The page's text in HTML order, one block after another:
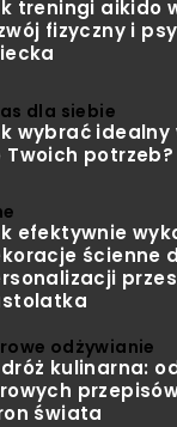
treningi aikido
fizyczny i
dla siebie
wybrać
Twoich potrzeb?
efektywnie
ścienne
odżywianie
kulinarna:
świata